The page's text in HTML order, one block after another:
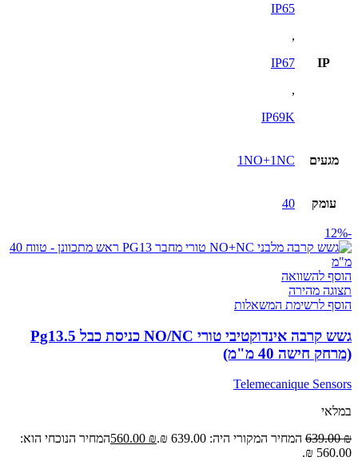
IP
IP65
,
IP67
,
IP69K
מגעים 1NO+1NC
עומק 40
-12%
הוסף להשוואה
תצוגה מהירה
הוסף לרשימת המשאלות
גשש קרבה אינדוקטיבי טורי NO/NC כניסת כבל Pg13.5
(מרחק חישה 40 מ"מ)
Telemecanique Sensors
במלאי
639.00₪ המחיר המקורי היה: 639.00 ₪. 560.00 ₪
המחיר הנוכחי הוא:
560.00 ₪.